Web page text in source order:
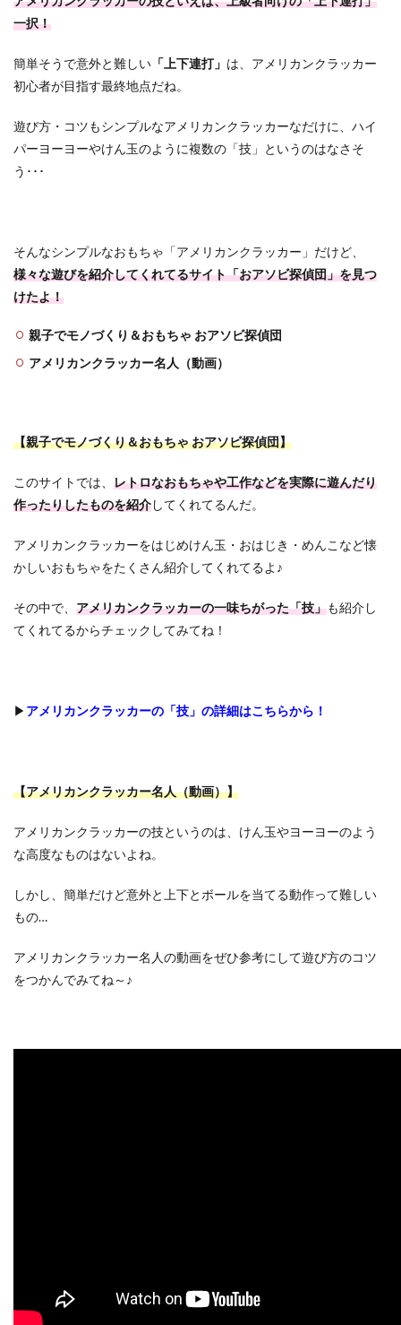
一択！
簡単そうで意外と難しい 「上下連打」 は、アメリカンクラッカー
初心者が目指す最終地点だね。
遊び方・コツもシンプルなアメリカンクラッカーなだけに、ハイ
パーヨーヨーやけん玉のように複数の「技」というのはなさそ
う･･･
そんなシンプルなおもちゃ「アメリカンクラッカー」だけど、
様々な遊びを紹介してくれてるサイト「おアソビ探偵団」を見つ
けたよ！
親子でモノづくり＆おもちゃ おアソビ探偵団
アメリカンクラッカー名人（動画）
【親子でモノづくり＆おもちゃ おアソビ探偵団】
このサイトでは、 レトロなおもちゃや工作などを実際に遊んだり
作ったりしたものを紹介してくれてるんだ。
アメリカンクラッカーをはじめけん玉・おはじき・めんこなど懐
かしいおもちゃをたくさん紹介してくれてるよ♪
その中で、 アメリカンクラッカーの一味ちがった「技」も紹介し
てくれてるからチェックしてみてね！
▶ アメリカンクラッカーの「技」の詳細はこちらから！
【アメリカンクラッカー名人（動画）】
アメリカンクラッカーの技というのは、けん玉やヨーヨーのよう
な高度なものはないよね。
しかし、簡単だけど意外と上下とボールを当てる動作って難しい
もの…
アメリカンクラッカー名人の動画をぜひ参考にして遊び方のコツ
をつかんでみてね～♪